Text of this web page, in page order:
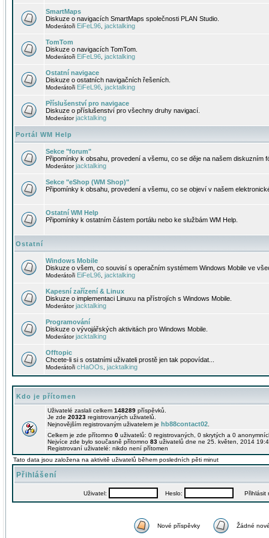
SmartMaps
Diskuze o navigacích SmartMaps společnosti PLAN Studio.
Moderátoři EiFeL96 jacktalking
TomTom
Diskuze o navigacích TomTom.
Moderátoři EiFeL96 jacktalking
Ostatní navigace
Diskuze o ostatních navigačních řešeních.
Moderátoři EiFeL96 jacktalking
Příslušenství pro navigace
Diskuze o příslušenství pro všechny druhy navigací.
Moderátorjacktalking
Portál WM Help
Sekce "forum"
Připomínky k obsahu, provedení a všemu, co se děje na našem diskuzním
Moderátorjacktalking
Sekce "eShop (WM Shop)"
Připomínky k obsahu, provedení a všemu, co se objeví v našem
Ostatní WM Help
Připomínky k ostatním částem portálu nebo ke službám WM Help.
Ostatní
Windows Mobile
Diskuze o všem, co souvisí s operačním systémem Windows Mobile ve
Moderátoři EiFeL96 jacktalking
Kapesní zařízení & Linux
Diskuze o implementaci Linuxu na přístrojích s Windows Mobile.
Moderátorjacktalking
Programování
Diskuze o vývojářských aktivitách pro Windows Mobile.
Moderátorjacktalking
Offtopic
Chcete-li si s ostatními uživateli prostě jen tak popovídat...
Moderátoři cHaOOs jacktalking
Kdo je přítomen
Uživatelé zaslali celkem 148289 příspěvků.
Je zde 20323 registrovaných uživatelů.
Nejnovějším registrovaným uživatelem je hb88contact02
Celkem je zde přítomno 0 uživatelů: 0 registrovaných, 0 skrytých a 0
Nejvíce zde bylo současně přítomno 83 uživatelů dne ne 25. květen, 2014
Registrovaní uživatelé: nikdo není přítomen
Tato data jsou založena na aktivitě uživatelů během posledních pěti minut
Přihlášení
Uživatel: Heslo: Přihlásit
Nové příspěvky Žádné